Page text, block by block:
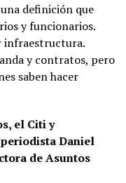
definición que
y funcionarios.
infraestructura.
y contratos, pero
saben hacer
el Citi y
Daniel
de Asuntos